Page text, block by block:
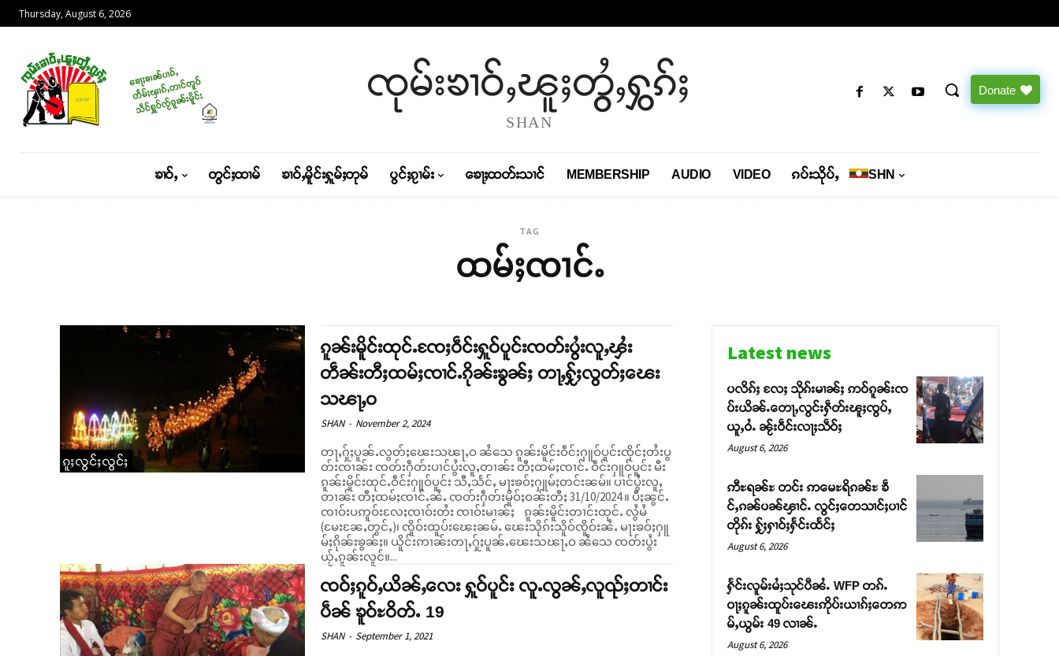
Thursday, August 6, 2026
ၸုမ်းၶၢဝ်ႇၽူႈတွႆႇႁွၵ်ႈ
SHAN
Donate
ၶၢဝ်ႇ တွင်ႈထၢမ် ၶၢဝ်ႇမိူင်းႁူမ်ႈတုမ် ပွင်ႈၵႂၢမ်း ၶေႃႈထတ်းသၢင် MEMBERSHIP AUDIO VIDEO ၵပ်းသိုပ်ႇ SHN
TAG
ထမ်ႈၸၢင်ႉ
ၵူႈလွင်ႈလွင်ႈ
ၵူၼ်းမိူင်းထုင်ႉၸႄႈဝဵင်းႁူဝ်ပူင်းၸတ်းပွႆးလူႇၾႆး
တဵၼ်းတီႈထမ်ႈၸၢင်ႉၵိုၼ်းၶွၼ်ႈ တႃႇႁႂ်ႈလွတ်ႈၽေး
သၽႃႇဝ
SHAN - November 2, 2024
တႃႇႁႂ်ႈပူၼ်ႉလွတ်ႈၽေးသၽႃႇဝ ၼႆသေ ၵူၼ်းမိူင်းဝဵင်းႁူဝ်ပူင်းၸိုင်ႈတႆးပွ
တ်းၸၢၼ်း ၸတ်းႁဵတ်းပၢင်ပွႆးလူႇတၢၼ်း တီႈထမ်ႈၸၢင်ႉ ဝဵင်းႁူဝ်ပူင်း မီး
ၵူၼ်းမိူင်းထုင်ႉဝဵင်းႁူဝ်ပူင်း သီႇသႅင်ႇ မႃးၶဝ်ႈႁူမ်ႈတင်းၼမ်။ ပၢင်ပွႆးလူႇ
တၢၼ်း တီႈထမ်ႈၸၢင်ႉၼႆႉ ၸတ်းႁဵတ်းမိူဝ်ႈဝၼ်းတီႈ 31/10/2024 ။ ပီႈၼွင်ႉ
ၸၢဝ်းပဢူဝ်းလႄႈၸၢဝ်းတႆး ၸၢဝ်းမၢၼ်ႈ ၵူၼ်းမိူင်းတၢင်းထုင်ႉ လွႆမႆ
(မႄးၼႄႇတွင်ႇ)၊ ၸိူဝ်းထူပ်းၽေးၼမ်ႉ ၽေးသိုၵ်းသိူဝ်ၸိူဝ်းၼႆႉ မႃးၶဝ်ႈႁူ
မ်ႈၵိုၼ်းၶွၼ်ႈ။ ယိူင်းဢၢၼ်းတႃႇႁႂ်ႈပူၼ်ႉၽေးသၽႃႇဝ ၼႆသေ ၸတ်းပွႆး
ယႂ်ႇၵူၼ်းလူင်။...
ၸဝ်ႈၵူဝ်ႇယိၼ်ႇလေး ႁူဝ်ပူင်း လူႉလွၼ်ႇလူၺ်ႈတၢင်း
ပဵၼ် ၶူဝ်ႊဝိတ်ႉ 19
SHAN - September 1, 2021
Latest news
ပလိၵ်ႈ လႄႈ သိုၵ်းမၢၼ်ႈ ဢဝ်ၵူၼ်းၸ
ပ်းယိၼ်ႉတေႃႇလွင်းႁဵတ်းၽူႈၸွပ်ႇ
ယူႇဝႆႉ ၼႂ်းဝဵင်းလႃႈသဵဝ်ႈ
August 6, 2026
ဢီႊရၼ်ႊ တင်း ဢမေႊရိၵၼ်ႊ ၶဵ
င်ႇၵၼ်ပၼ်ၾၢင်ႉ လွင်ႈတေသၢင်ႈပၢင်
တိုၵ်း ႁႂ်ႈႁၢဝ်ႈႁႅင်းထႅင်ႈ
August 6, 2026
ႁႅင်းလူမ်းမႆႈသုင်ပီၼႆႉ WFP တၵ်ႉ
ဝႃႈၵူၼ်းထူပ်းၽေးဢိုပ်းယၢၵ်ႈတေဢ
မ်ႇယွမ်း 49 လၢၼ်ႉ
August 6, 2026